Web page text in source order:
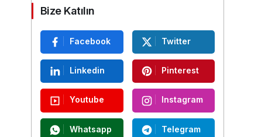
Bize Katılın
Facebook Twitter
Linkedin Pinterest
Youtube Instagram
Whatsapp Telegram